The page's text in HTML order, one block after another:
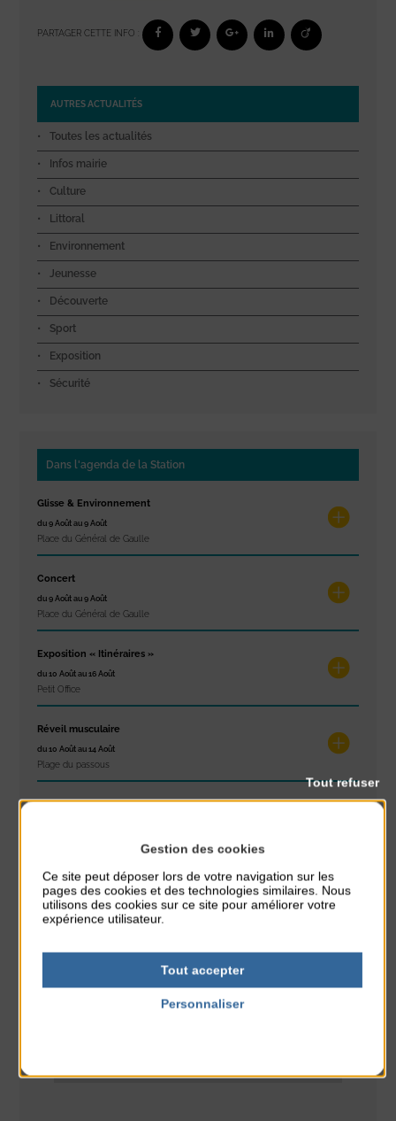
PARTAGER CETTE INFO :
AUTRES ACTUALITÉS
Toutes les actualités
Infos mairie
Culture
Littoral
Environnement
Jeunesse
Découverte
Sport
Exposition
Sécurité
Dans l'agenda de la Station
Glisse & Environnement
du 9 Août au 9 Août
Place du Général de Gaulle
Concert
du 9 Août au 9 Août
Place du Général de Gaulle
Exposition « Itinéraires »
du 10 Août au 16 Août
Petit Office
Réveil musculaire
du 10 Août au 14 Août
Plage du passous
Stretching
Gestion des cookies
Ce site peut déposer lors de votre navigation sur les
pages des cookies et des technologies similaires. Nous
utilisons des cookies sur ce site pour améliorer votre
expérience utilisateur.
Tout accepter
Tout refuser
Personnaliser